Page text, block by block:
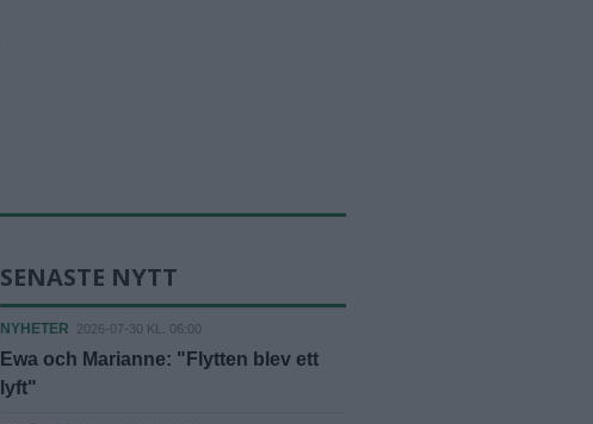
SENASTE NYTT
NYHETER 2026-07-30 KL. 06:00
Ewa och Marianne: "Flytten blev ett
lyft"